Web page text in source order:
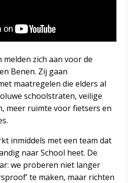
melden zich aan voor de
Benen. Zij gaan
maatregelen die elders al
schoolstraten, veilige
meer ruimte voor fietsers en
inmiddels met een team dat
naar School heet. De
we proberen niet langer
te maken, maar richten